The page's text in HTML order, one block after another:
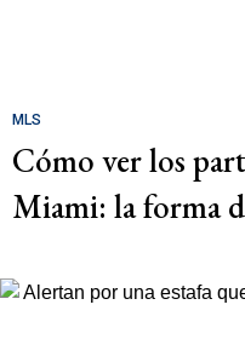
MLS
Cómo ver los
Miami: la forma